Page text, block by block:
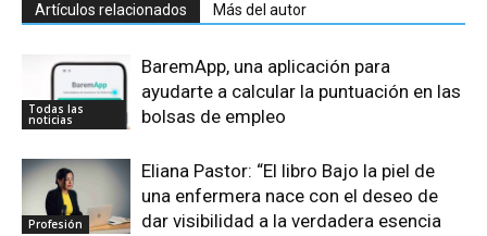
Artículos relacionados Más del autor
Todas las
noticias
BaremApp, una aplicación para
ayudarte a calcular la puntuación en las
bolsas de empleo
Profesión
Eliana Pastor: “El libro Bajo la piel de
una enfermera nace con el deseo de
dar visibilidad a la verdadera esencia